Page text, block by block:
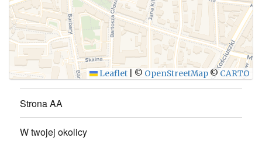
WYŚLIJ
Leaflet © OpenStreetMap © CARTO
Strona AA
W twojej okolicy